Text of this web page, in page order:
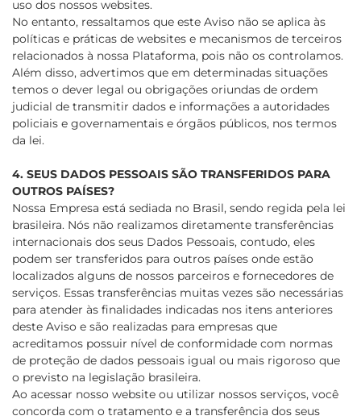
uso dos nossos websites.
No entanto, ressaltamos que este Aviso não se aplica às
políticas e práticas de websites e mecanismos de terceiros
relacionados à nossa Plataforma, pois não os controlamos.
Além disso, advertimos que em determinadas situações
temos o dever legal ou obrigações oriundas de ordem
judicial de transmitir dados e informações a autoridades
policiais e governamentais e órgãos públicos, nos termos
da lei.
4. SEUS DADOS PESSOAIS SÃO TRANSFERIDOS PARA
OUTROS PAÍSES?
Nossa Empresa está sediada no Brasil, sendo regida pela lei
brasileira. Nós não realizamos diretamente transferências
internacionais dos seus Dados Pessoais, contudo, eles
podem ser transferidos para outros países onde estão
localizados alguns de nossos parceiros e fornecedores de
serviços. Essas transferências muitas vezes são necessárias
para atender às finalidades indicadas nos itens anteriores
deste Aviso e são realizadas para empresas que
acreditamos possuir nível de conformidade com normas
de proteção de dados pessoais igual ou mais rigoroso que
o previsto na legislação brasileira.
Ao acessar nosso website ou utilizar nossos serviços, você
concorda com o tratamento e a transferência dos seus